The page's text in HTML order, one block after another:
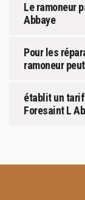
Le ramoneur
Abbaye
Pour les
ramoneur
établit un tarif
Foresaint L